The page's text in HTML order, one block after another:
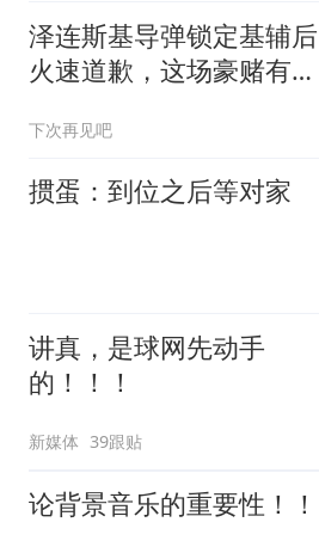
泽连斯基导弹锁定基辅后
火速道歉，这场豪赌有多
下次再见吧
掼蛋：到位之后等对家
讲真，是球网先动手
的！！！
新媒体 39跟贴
论背景音乐的重要性！！